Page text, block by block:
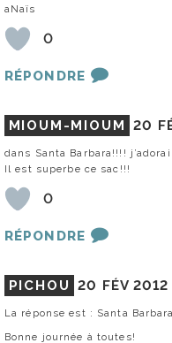
aNaïs
0
RÉPONDRE
MIOUM-MIOUM 20
dans Santa Barbara!!!!
Il est superbe ce sac!!!
0
RÉPONDRE
PICHOU 20 FÉV 2012
La réponse est : Santa
Bonne journée à toutes!